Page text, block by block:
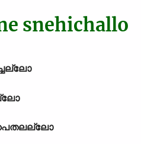
snehichallo